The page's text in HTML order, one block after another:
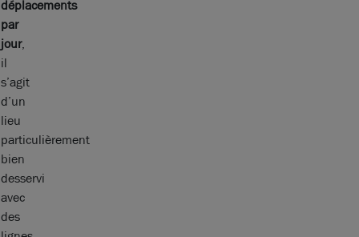
déplacements
par
jour,
il
s’agit
d’un
lieu
particulièrement
bien
desservi
avec
des